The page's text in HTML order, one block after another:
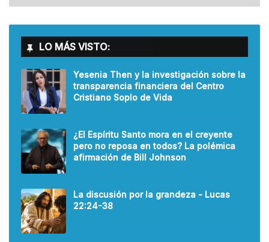
LO MÁS VISTO:
Yesenia Then y la investigación sobre la
transparencia financiera del Centro
Cristiano Soplo de Vida
¿El Espíritu Santo mora en el creyente
pero no reposa en todos? La polémica
afirmación de Bill Johnson
La discusión por la grandeza - Lucas
22:24-38